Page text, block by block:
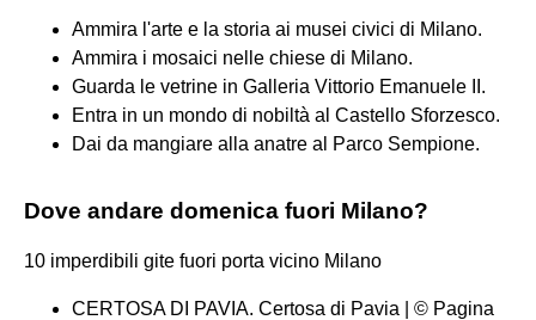
Ammira l'arte e la storia ai musei civici di Milano.
Ammira i mosaici nelle chiese di Milano.
Guarda le vetrine in Galleria Vittorio Emanuele II.
Entra in un mondo di nobiltà al Castello Sforzesco.
Dai da mangiare alla anatre al Parco Sempione.
Dove andare domenica fuori Milano?
10 imperdibili gite fuori porta vicino Milano
CERTOSA DI PAVIA. Certosa di Pavia | © Pagina